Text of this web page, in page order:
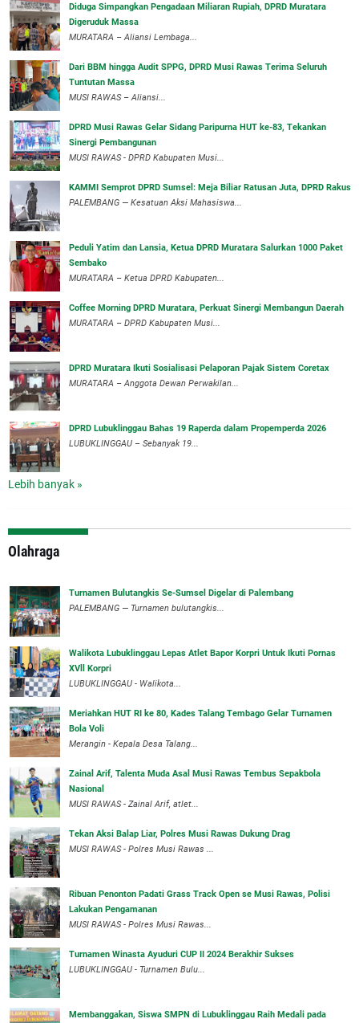
Diduga Simpangkan Pengadaan Miliaran Rupiah, DPRD Muratara
Digeruduk Massa
‎MURATARA – Aliansi Lembaga...
Dari BBM hingga Audit SPPG, DPRD Musi Rawas Terima Seluruh
Tuntutan Massa
MUSI RAWAS – Aliansi...
DPRD Musi Rawas Gelar Sidang Paripurna HUT ke-83, Tekankan
Sinergi Pembangunan
MUSI RAWAS - DPRD Kabupaten Musi...
KAMMI Semprot DPRD Sumsel: Meja Biliar Ratusan Juta, DPRD Rakus
PALEMBANG — Kesatuan Aksi Mahasiswa...
Peduli Yatim dan Lansia, Ketua DPRD Muratara Salurkan 1000 Paket
Sembako
MURATARA – Ketua DPRD Kabupaten...
Coffee Morning DPRD Muratara, Perkuat Sinergi Membangun Daerah
MURATARA – DPRD Kabupaten Musi...
DPRD Muratara Ikuti Sosialisasi Pelaporan Pajak Sistem Coretax
MURATARA – Anggota Dewan Perwakilan...
DPRD Lubuklinggau Bahas 19 Raperda dalam Propemperda 2026
LUBUKLINGGAU – Sebanyak 19...
Lebih banyak »
Olahraga
Turnamen Bulutangkis Se-Sumsel Digelar di Palembang
PALEMBANG — Turnamen bulutangkis...
Walikota Lubuklinggau Lepas Atlet Bapor Korpri Untuk Ikuti Pornas
XVll Korpri
LUBUKLINGGAU - Walikota...
Meriahkan HUT RI ke 80, Kades Talang Tembago Gelar Turnamen
Bola Voli
Merangin - Kepala Desa Talang...
Zainal Arif, Talenta Muda Asal Musi Rawas Tembus Sepakbola
Nasional
MUSI RAWAS - Zainal Arif, atlet...
Tekan Aksi Balap Liar, Polres Musi Rawas Dukung Drag
MUSI RAWAS - Polres Musi Rawas ...
Ribuan Penonton Padati Grass Track Open se Musi Rawas, Polisi
Lakukan Pengamanan
MUSI RAWAS - Polres Musi Rawas...
Turnamen Winasta Ayuduri CUP II 2024 Berakhir Sukses
LUBUKLINGGAU - Turnamen Bulu...
Membanggakan, Siswa SMPN di Lubuklinggau Raih Medali pada